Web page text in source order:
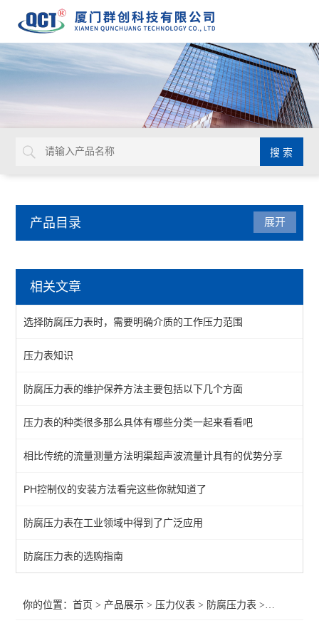
产品目录
压力表附件
普通压力表
防腐压力表
数显压力表
全不锈钢压力表
油表（耐震压力表）
压力变送器
压力控制器（压力开关）
展开
相关文章
选择防腐压力表时，需要明确介质的工作压力范围
压力表知识
防腐压力表的维护保养方法主要包括以下几个方面
压力表的种类很多那么具体有哪些分类一起来看看吧
相比传统的流量测量方法明渠超声波流量计具有的优势分享
PH控制仪的安装方法看完这些你就知道了
防腐压力表在工业领域中得到了广泛应用
防腐压力表的选购指南
你的位置：首页 > 产品展示 > 压力仪表 > 防腐压力表 >防腐仪表